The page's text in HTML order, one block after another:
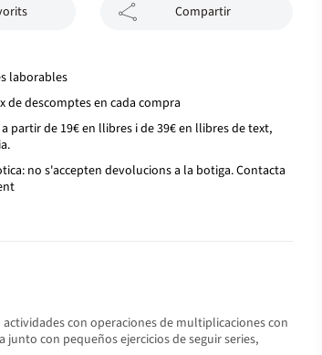
Compartir
laborables
de descomptes en cada compra
partir de 19€ en llibres i de 39€ en llibres de text,
no s'accepten devolucions a la botiga. Contacta
con operaciones de multiplicaciones con
con pequeños ejercicios de seguir series,